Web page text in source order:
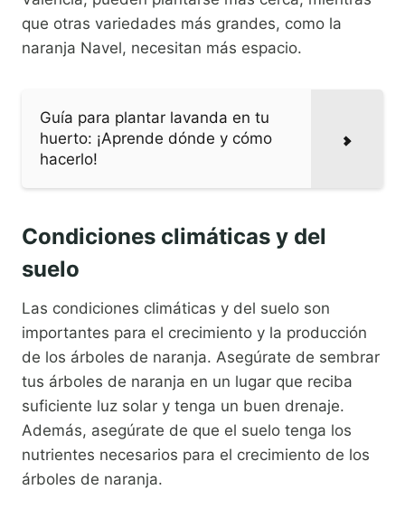
que otras variedades más grandes, como la
naranja Navel, necesitan más espacio.
Guía para plantar lavanda en tu
huerto: ¡Aprende dónde y cómo
hacerlo!
Condiciones climáticas y del
suelo
Las condiciones climáticas y del suelo son
importantes para el crecimiento y la producción
de los árboles de naranja. Asegúrate de sembrar
tus árboles de naranja en un lugar que reciba
suficiente luz solar y tenga un buen drenaje.
Además, asegúrate de que el suelo tenga los
nutrientes necesarios para el crecimiento de los
árboles de naranja.